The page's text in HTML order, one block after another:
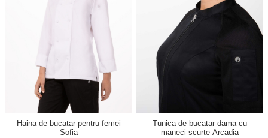
Haina de bucatar pentru femei
Sofia
Tunica de bucatar dama cu
maneci scurte Arcadia